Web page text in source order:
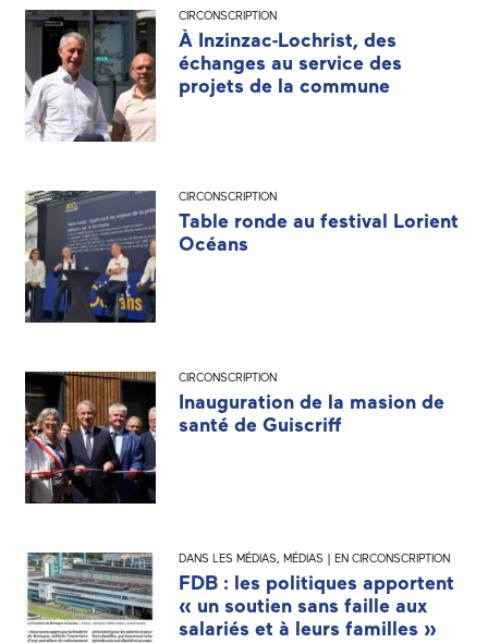
CIRCONSCRIPTION
À Inzinzac-Lochrist, des
échanges au service des
projets de la commune
CIRCONSCRIPTION
Table ronde au festival Lorient
Océans
CIRCONSCRIPTION
Inauguration de la masion de
santé de Guiscriff
DANS LES MÉDIAS, MÉDIAS | EN CIRCONSCRIPTION
FDB : les politiques apportent
« un soutien sans faille aux
salariés et à leurs familles »